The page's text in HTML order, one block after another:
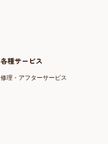
各種サービス
修理・アフターサービス